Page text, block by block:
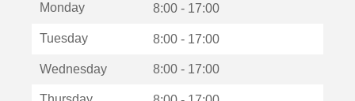
u
Monday 8:00 - 17:00
Tuesday 8:00 - 17:00
Wednesday 8:00 - 17:00